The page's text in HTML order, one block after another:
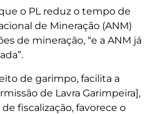
o PL reduz o tempo de
de Mineração (ANM)
de mineração, “e a ANM já
de garimpo, facilita a
de Lavra Garimpeira],
fiscalização, favorece o